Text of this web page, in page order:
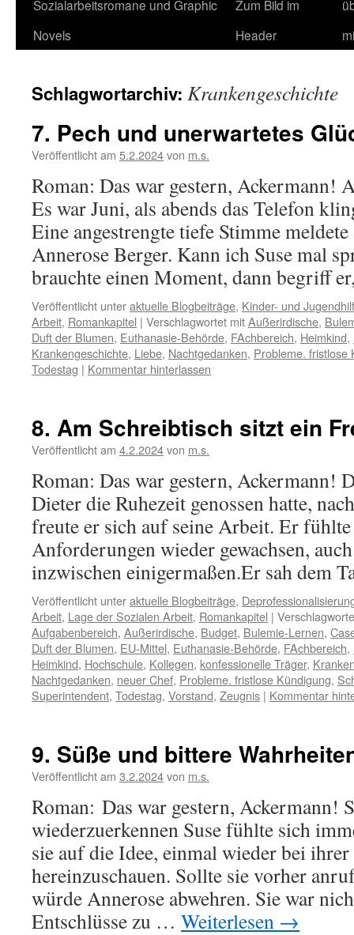
Sozialarbeitsromane und Graphic
Novels
Zum Bild im
Header
Schlagwortarchiv: Krankengeschichte
7. Pech und unerwartetes
Veröffentlicht am 5.2.2024von m.s.
Roman: Das war gestern, Ackermann!
Es war Juni, als abends das Telefon
Eine angestrengte tiefe Stimme
Annerose Berger. Kann ich Suse mal
brauchte einen Moment, dann begriff
Veröffentlicht unteraktuelle Blogbeiträge, Kinder- und
Arbeit, Romankapitel | Verschlagwortet mitAußerirdische,
Duft der Blumen, Euthanasie-Behörde, FAchbereich, Heimkind,
Krankengeschichte, Liebe, Nachtgedanken, Probleme. fristlose
Todestag | Kommentar hinterlassen
8. Am Schreibtisch sitzt ein
Veröffentlicht am 4.2.2024von m.s.
Roman: Das war gestern, Ackermann!
Dieter die Ruhezeit genossen hatte,
freute er sich auf seine Arbeit. Er
Anforderungen wieder gewachsen,
inzwischen einigermaßen.Er sah dem
Veröffentlicht unteraktuelle Blogbeiträge,
Arbeit, Lage der Sozialen Arbeit, Romankapitel |
Aufgabenbereich, Außerirdische, Budget, Bulemie-Lernen,
Duft der Blumen, EU-Mittel, Euthanasie-Behörde, FAchbereich,
Heimkind, Hochschule, Kollegen, konfessionelle Träger,
Nachtgedanken, neuer Chef, Probleme. fristlose Kündigung,
Superintendent, Todestag, Vorstand, Zeugnis | Kommentar
9. Süße und bittere
Veröffentlicht am 3.2.2024von m.s.
Roman: Das war gestern, Ackermann!
wiederzuerkennen Suse fühlte sich
sie auf die Idee, einmal wieder bei ihrer
hereinzuschauen. Sollte sie vorher
würde Annerose abwehren. Sie war
Entschlüsse zu … Weiterlesen →